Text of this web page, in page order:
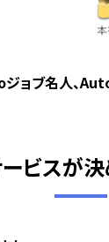
ョブ名人、
ビスが決